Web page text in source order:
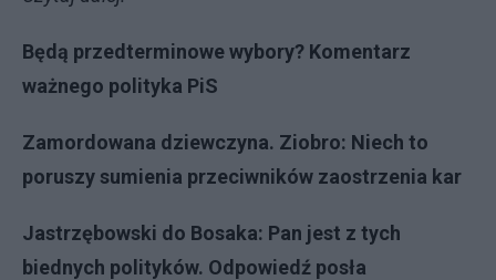
Będą przedterminowe wybory? Komentarz
ważnego polityka PiS
Zamordowana dziewczyna. Ziobro: Niech to
poruszy sumienia przeciwników zaostrzenia kar
Jastrzębowski do Bosaka: Pan jest z tych
biednych polityków. Odpowiedź posła